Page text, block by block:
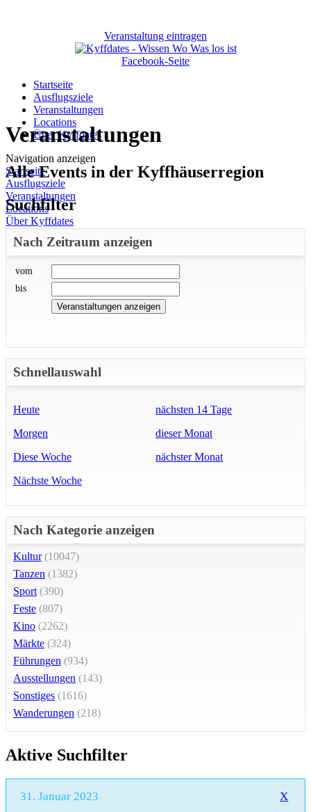
Veranstaltung eintragen
Facebook-Seite
Startseite
Ausflugsziele
Veranstaltungen
Locations
Über Kyffdates
Navigation anzeigen
Startseite
Ausflugsziele
Veranstaltungen
Locations
Über Kyffdates
Veranstaltungen
Alle Events in der Kyffhäuserregion
Suchfilter
Nach Zeitraum anzeigen
vom
bis
Schnellauswahl
Heute
Morgen
Diese Woche
Nächste Woche
nächsten 14 Tage
dieser Monat
nächster Monat
Nach Kategorie anzeigen
Kultur(10047)
Tanzen (1382)
Sport (390)
Feste (807)
Kino (2262)
Märkte (324)
Führungen (934)
Ausstellungen (143)
Sonstiges (1616)
Wanderungen (218)
Aktive Suchfilter
31. Januar 2023 X